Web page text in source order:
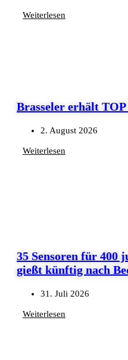
Weiterlesen
Brasseler erhält
2. August 2026
Weiterlesen
35 Sensoren für 400
gießt künftig nach
31. Juli 2026
Weiterlesen